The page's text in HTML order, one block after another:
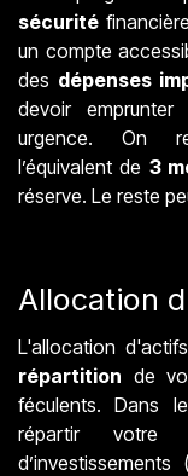
sécurité
un compte
des dépenses
devoir
urgence. On
l’équivalent de 3
réserve. Le reste
Allocation
L'allocation
répartition de
féculents. Dans
répartir votre